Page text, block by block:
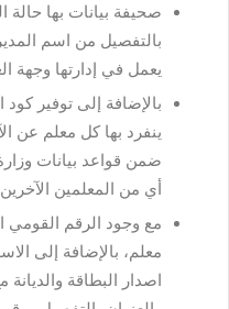
صحيفة بيانات بها حالة
بالتفصيل من اسم
يعمل في إدارتها وجهة
بالإضافة إلى توفير
ينفرد بها كل معلم عن
ضمن قواعد بيانات
أي من المعلمين الآخرين
مع وجود الرقم القومي
معلم، بالإضافة إلى
اصدار البطاقة والديانة